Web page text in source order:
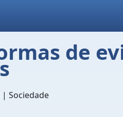
de
Sociedade